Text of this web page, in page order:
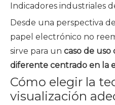
Indicadores industriales
Desde una perspectiva
papel electrónico no
sirve para un caso de
diferente centrado en la
Cómo elegir la
visualización